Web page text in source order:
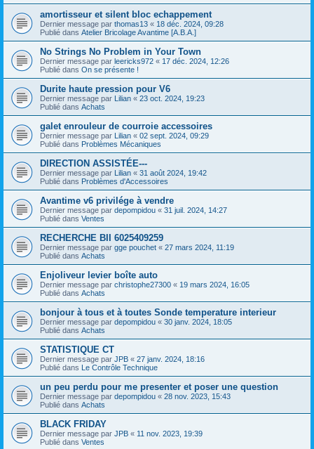
amortisseur et silent bloc echappement
Dernier message par thomas13 « 18 déc. 2024, 09:28
Publié dans Atelier Bricolage Avantime [A.B.A.]
No Strings No Problem in Your Town
Dernier message par leericks972 « 17 déc. 2024, 12:26
Publié dans On se présente !
Durite haute pression pour V6
Dernier message par Lilian « 23 oct. 2024, 19:23
Publié dans Achats
galet enrouleur de courroie accessoires
Dernier message par Lilian « 02 sept. 2024, 09:29
Publié dans Problèmes Mécaniques
DIRECTION ASSISTÉE---
Dernier message par Lilian « 31 août 2024, 19:42
Publié dans Problèmes d'Accessoires
Avantime v6 privilége à vendre
Dernier message par depompidou « 31 juil. 2024, 14:27
Publié dans Ventes
RECHERCHE BII 6025409259
Dernier message par gge pouchet « 27 mars 2024, 11:19
Publié dans Achats
Enjoliveur levier boîte auto
Dernier message par christophe27300 « 19 mars 2024, 16:05
Publié dans Achats
bonjour à tous et à toutes Sonde temperature interieur
Dernier message par depompidou « 30 janv. 2024, 18:05
Publié dans Achats
STATISTIQUE CT
Dernier message par JPB « 27 janv. 2024, 18:16
Publié dans Le Contrôle Technique
un peu perdu pour me presenter et poser une question
Dernier message par depompidou « 28 nov. 2023, 15:43
Publié dans Achats
BLACK FRIDAY
Dernier message par JPB « 11 nov. 2023, 19:39
Publié dans Ventes